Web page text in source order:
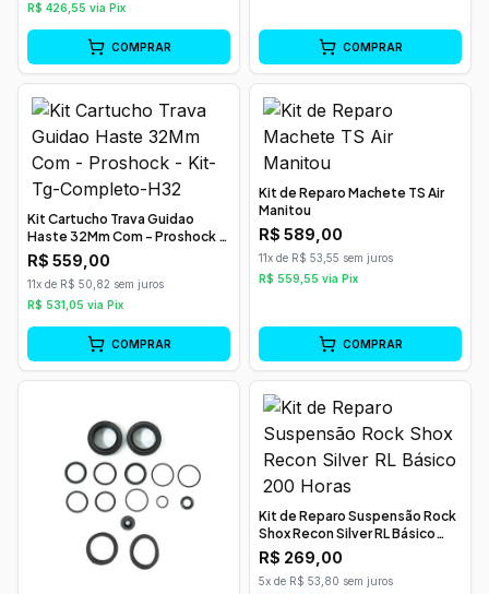
R$ 426,55 via Pix
COMPRAR COMPRAR
Kit Cartucho Trava Guidao
Haste 32Mm Com - Proshock -
Kit-Tg-Completo-H32
R$ 559,00
11x de R$ 50,82 sem juros
R$ 531,05 via Pix
COMPRAR
Kit de Reparo Machete TS Air
Manitou
R$ 589,00
11x de R$ 53,55 sem juros
R$ 559,55 via Pix
COMPRAR
Kit de Reparo Suspensão Rock
Shox Recon Silver RL Básico
200 Horas
R$ 269,00
5x de R$ 53,80 sem juros